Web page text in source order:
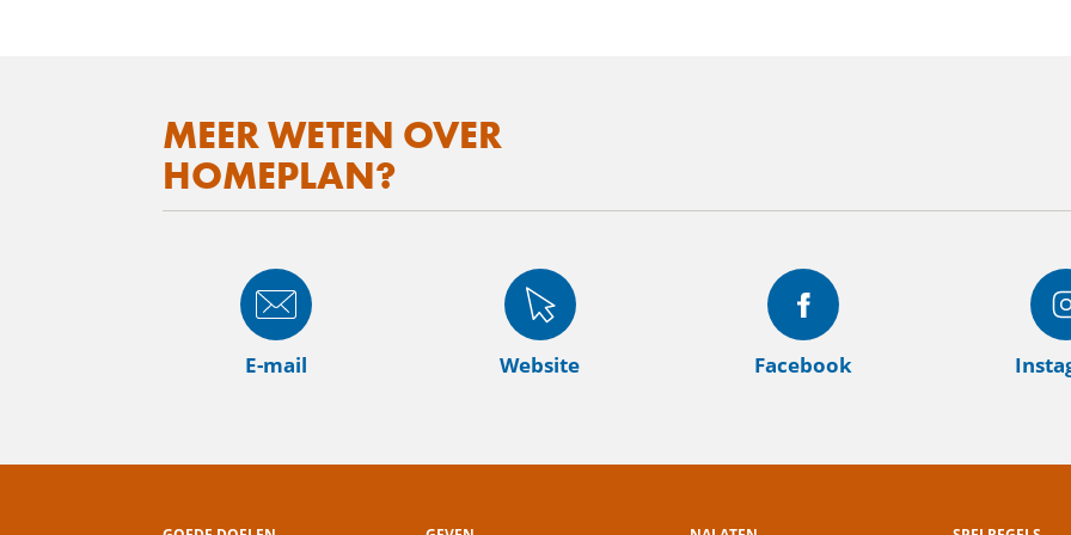
MEER WETEN OVER
HOMEPLAN?
E-mail Website Facebook